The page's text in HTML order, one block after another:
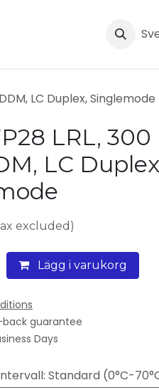
LC Duplex, Singlemode
LRL, 300
LC
excluded)
Lägg i varukorg
guarantee
Days
: Standard (0°C-